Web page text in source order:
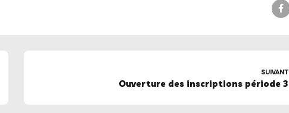
SUIVANT
Ouverture des inscriptions période 3